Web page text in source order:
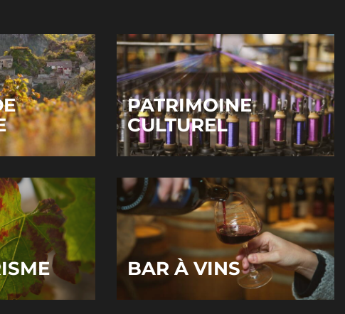
PATRIMOINE
CULTUREL
BAR À VINS